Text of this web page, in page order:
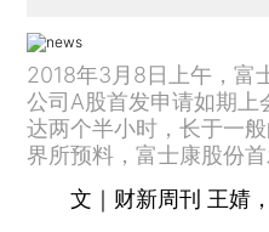
2018年3月8日上午，富
公司A股首发申请如期上
达两个半小时，长于一
界所预料，富士康股份
文｜财新周刊 王婧